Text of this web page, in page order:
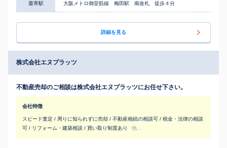
最寄駅 大阪メトロ御堂筋線 梅田駅 南改札 徒歩４分
詳細を見る
株式会社エヌプラッツ
不動産売却のご相談は株式会社エヌプラッツにお任せ下さい。
会社特徴
スピード査定 / 周りに知られずに売却 / 不動産相続の相談可 / 税金・法律の相談
可 / リフォーム・建築相談 / 買い取り制度あり
他...